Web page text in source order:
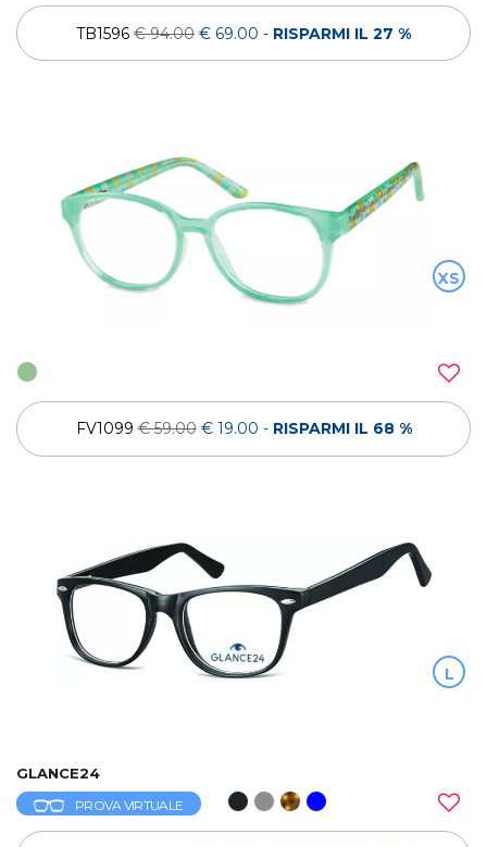
TB1596 € 94.00 € 69.00 - RISPARMI IL 27 %
XS
FV1099€ 59.00 € 19.00 - RISPARMI IL 68 %
L
GLANCE24
PROVA VIRTUALE